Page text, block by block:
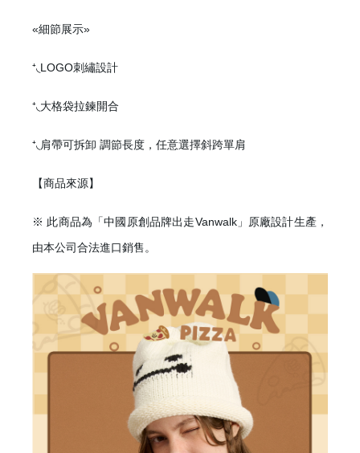
«細節展示»
⁺◟LOGO刺繡設計
⁺◟大格袋拉鍊開合
⁺◟肩帶可拆卸 調節長度，任意選擇斜跨單肩
【商品來源】
※ 此商品為「中國原創品牌出走Vanwalk」原廠設計生產，
由本公司合法進口銷售。